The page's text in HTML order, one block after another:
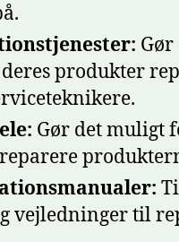
produkter
Gør det muligt
vejledninger til